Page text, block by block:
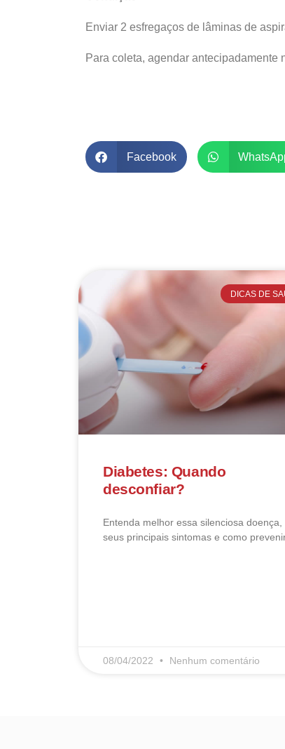
Enviar 2 esfregaços de lâminas de
Para coleta, agendar antecipadamente
Facebook
DICAS DE
Diabetes: Quando
desconfiar?
Entenda melhor essa silenciosa doença,
seus principais sintomas e como
08/04/2022 Nenhum comentário